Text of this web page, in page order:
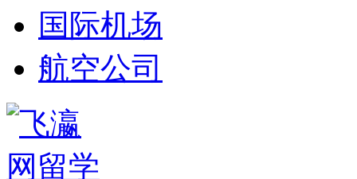
国际机场
航空公司